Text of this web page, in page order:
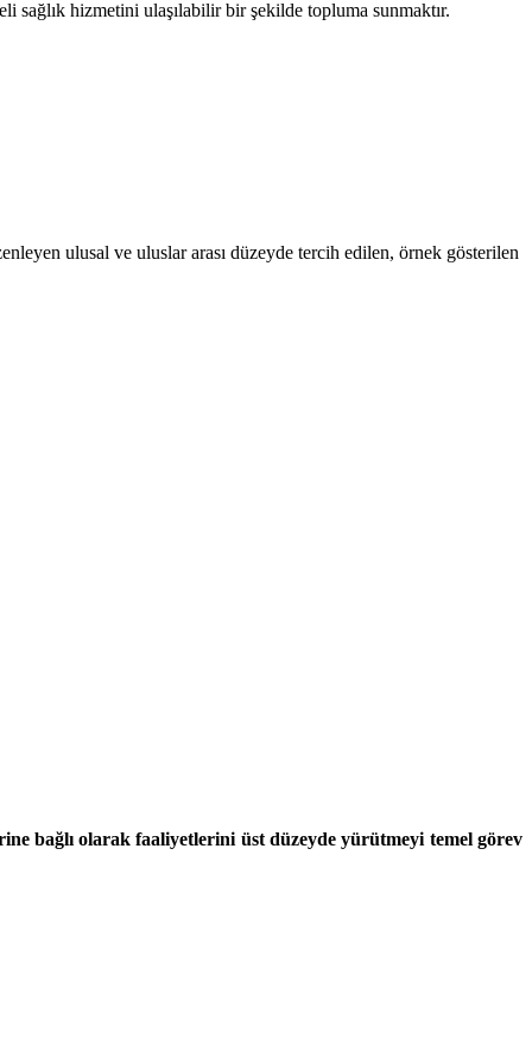
sağlık hizmetini ulaşılabilir bir şekilde topluma sunmaktır.
ulusal ve uluslar arası düzeyde tercih edilen, örnek gösterilen
bağlı olarak faaliyetlerini üst düzeyde yürütmeyi temel görev